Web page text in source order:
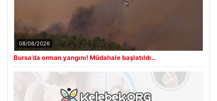
08/08/2026
Bursa’da orman yangını! Müdahale başlatıldı…